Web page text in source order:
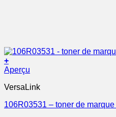
+
Aperçu
VersaLink
106R03531 – toner de